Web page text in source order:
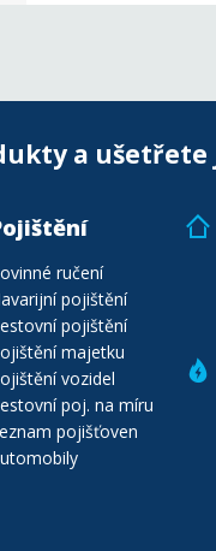
a ušetřete
ručení
pojištění
pojištění
majetku
vozidel
poj. na míru
pojišťoven